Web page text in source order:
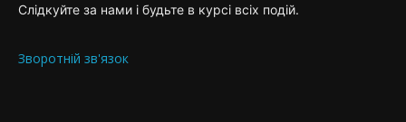
Слідкуйте за нами і будьте в курсі всіх подій.
Зворотній зв'язок